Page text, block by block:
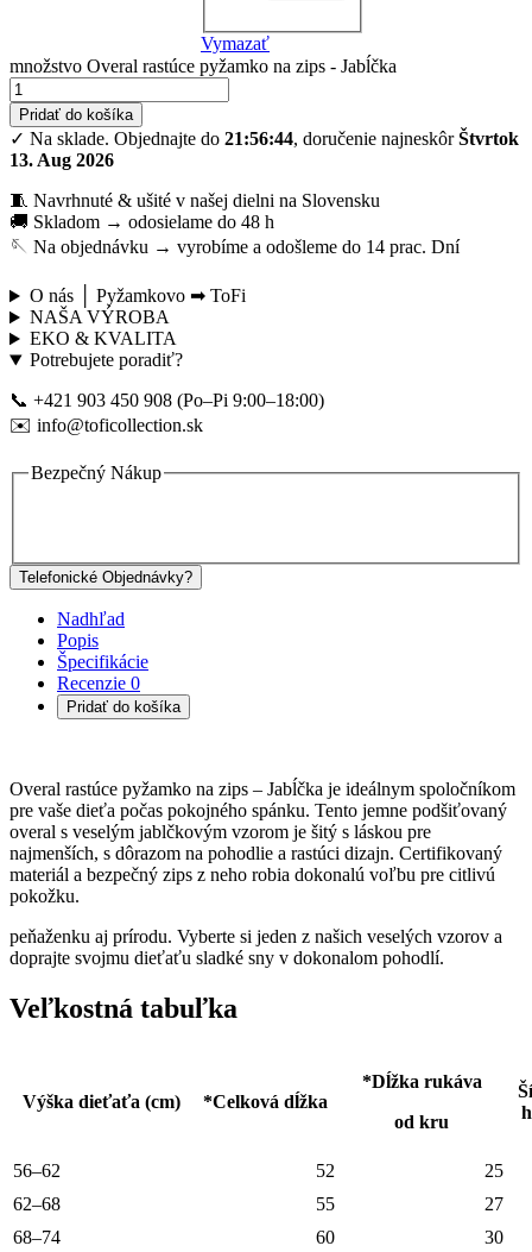
Vymazať
množstvo Overal rastúce pyžamko na zips - Jabĺčka
Pridať do košíka
✓ Na sklade. Objednajte do 21:56:43, doručenie najneskôrŠtvrtok
13. Aug 2026
🧵 Navrhnuté & ušité v našej dielni na Slovensku
🚚 Skladom → odosielame do 48 h
🪡 Na objednávku → vyrobíme a odošleme do 14 prac. Dní
O nás │ Pyžamkovo ➡ ToFi
NAŠA VÝROBA
EKO & KVALITA
Potrebujete poradiť?
📞 +421 903 450 908 (Po–Pi 9:00–18:00)
✉️ info@toficollection.sk
Bezpečný Nákup
Telefonické Objednávky?
Nadhľad
Popis
Špecifikácie
Recenzie 0
Pridať do košíka
Overal rastúce pyžamko na zips – Jabĺčka je ideálnym spoločníkom
pre vaše dieťa počas pokojného spánku. Tento jemne podšiťovaný
overal s veselým jablčkovým vzorom je šitý s láskou pre
najmenších, s dôrazom na pohodlie a rastúci dizajn. Certifikovaný
materiál a bezpečný zips z neho robia dokonalú voľbu pre citlivú
pokožku.
peňaženku aj prírodu. Vyberte si jeden z našich veselých vzorov a
doprajte svojmu dieťaťu sladké sny v dokonalom pohodlí.
Veľkostná tabuľka
Výška dieťaťa (cm) *Celková dĺžka
*Dĺžka rukáva
od kru
56–62 52
25
62–68
55
27
68–74
60
30